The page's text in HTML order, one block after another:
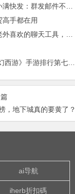
外贸邮件营销的免费工具——小满快发：群发邮件不担心IP被封
手都在用
进博会倒计时，外贸沟通中，老外喜欢的聊天工具，你知道几种？
2015年最赚钱游戏出炉：《梦幻西游》手游排行第七，腾讯总收入进前三
，地下城真的要黄了？
ai导航
iherb折扣碼